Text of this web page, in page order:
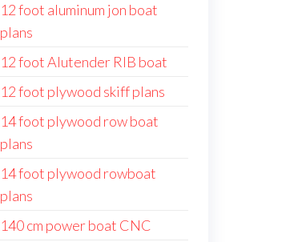
12 foot aluminum jon boat
plans
12 foot Alutender RIB boat
12 foot plywood skiff plans
14 foot plywood row boat
plans
14 foot plywood rowboat
plans
140 cm power boat CNC